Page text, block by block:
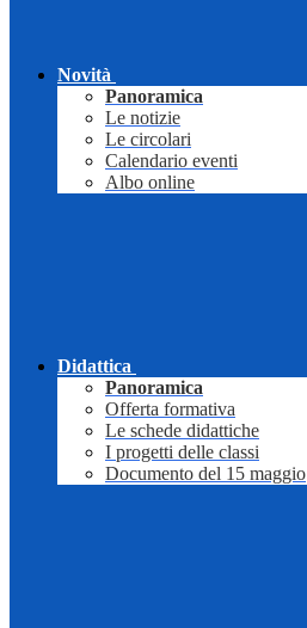
Novità
Panoramica
Le notizie
Le circolari
Calendario eventi
Albo online
Didattica
Panoramica
Offerta formativa
Le schede didattiche
I progetti delle classi
Documento del 15 maggio